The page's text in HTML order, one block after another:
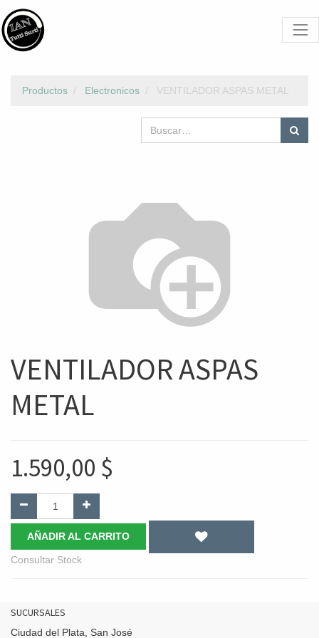
Productos Electronicos VENTILADOR ASPAS METAL
VENTILADOR ASPAS
METAL
1.590,00 $
AÑADIR AL CARRITO
Consultar Stock
SUCURSALES
Ciudad del Plata, San José